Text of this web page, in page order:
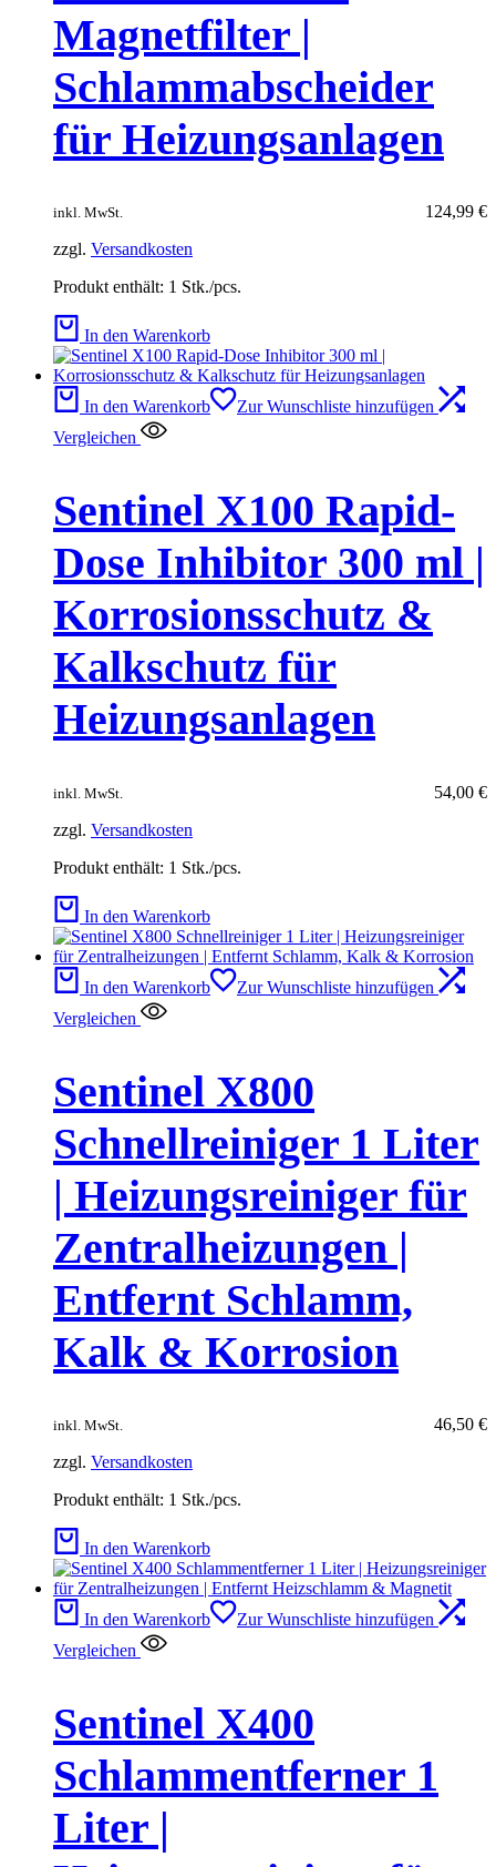
Magnetfilter |
Schlammabscheider
für Heizungsanlagen
124,99 €
inkl. MwSt.
zzgl. Versandkosten
Produkt enthält: 1 Stk./pcs.
In den Warenkorb
In den Warenkorb
Zur Wunschliste hinzufügen
Vergleichen
Sentinel X100 Rapid-
Dose Inhibitor 300 ml |
Korrosionsschutz &
Kalkschutz für
Heizungsanlagen
54,00 €
inkl. MwSt.
zzgl. Versandkosten
Produkt enthält: 1 Stk./pcs.
In den Warenkorb
In den Warenkorb
Zur Wunschliste hinzufügen
Vergleichen
Sentinel X800
Schnellreiniger 1 Liter
| Heizungsreiniger für
Zentralheizungen |
Entfernt Schlamm,
Kalk & Korrosion
46,50 €
inkl. MwSt.
zzgl. Versandkosten
Produkt enthält: 1 Stk./pcs.
In den Warenkorb
In den Warenkorb
Zur Wunschliste hinzufügen
Vergleichen
Sentinel X400
Schlammentferner 1
Liter |